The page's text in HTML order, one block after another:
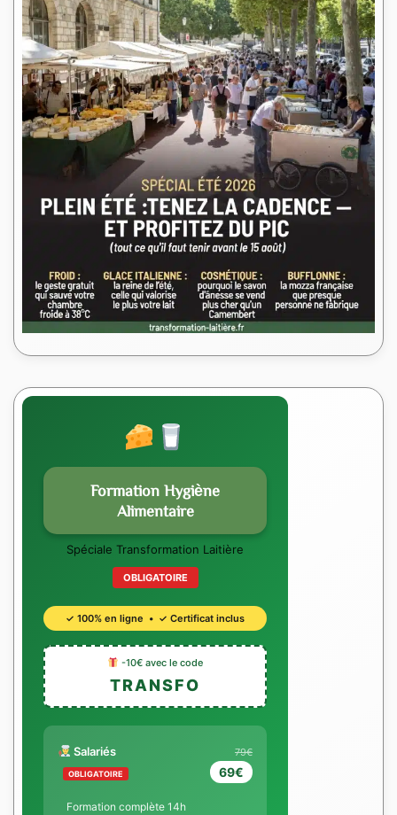
Formation Hygiène
Alimentaire
Spéciale Transformation Laitière
OBLIGATOIRE
✓ 100% en ligne • ✓ Certificat inclus
-10€ avec le code
TRANSFO
Salariés
OBLIGATOIRE
79€
69€
Formation complète 14h